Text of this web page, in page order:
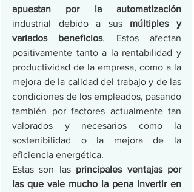
apuestan por la automatización
industrial debido a sus múltiples y
variados beneficios. Estos afectan
positivamente tanto a la rentabilidad y
productividad de la empresa, como a la
mejora de la calidad del trabajo y de las
condiciones de los empleados, pasando
también por factores actualmente tan
valorados y necesarios como la
sostenibilidad o la mejora de la
eficiencia energética.
Estas son las principales ventajas por
las que vale mucho la pena invertir en